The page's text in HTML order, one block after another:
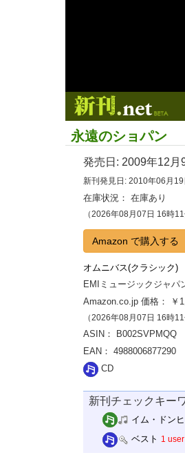
永遠のショパン
発売日: 2009年12月
新刊発見日: 2010年06月19
在庫状況： 在庫あり
（2026年08月07日 16時
Amazon で購入する
オムニバス(クラシック)
EMIミュージックジャパ
Amazon.co.jp 価格： ￥
（2026年08月07日 16時
ASIN： B002SVPMQQ
EAN： 4988006877290
CD
新刊チェックキー
イム・ドン
ベスト 1 user